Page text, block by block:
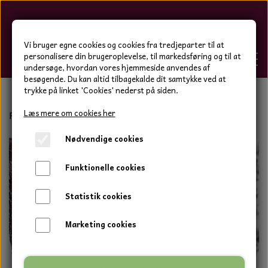
Hygge-Liv
FORSIDE
WEBSHOP
BOLIG OG HAVE
DUFTBLOKKE OG TILBEHØR
DUFT BLOKKE
VINDSPIL
HJEMMESKO OG TØJ
HJEMMESKO
RESTSALG
HJEMMESKO OG TØJ
HJEMMESKO
LÆDER BÆLTER - TASKER - CAPS
TERMOSTRØMPER LEGGINGS
Forside Bolig og have
Vi bruger egne cookies og cookies fra tredjeparter til at
personalisere din brugeroplevelse, til markedsføring og til at
undersøge, hvordan vores hjemmeside anvendes af
besøgende. Du kan altid tilbagekalde dit samtykke ved at
trykke på linket 'Cookies' nederst på siden.
Læs mere om cookies her
Nødvendige cookies
Funktionelle cookies
Statistik cookies
Marketing cookies